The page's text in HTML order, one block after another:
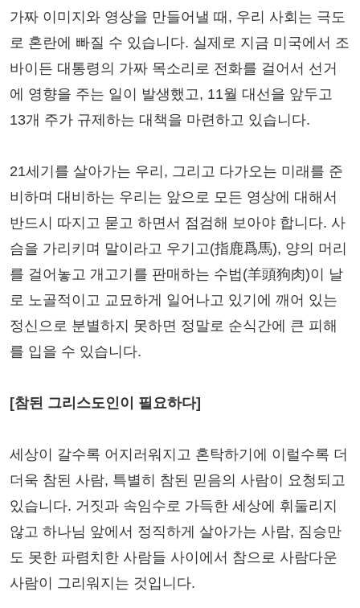
가짜 이미지와 영상을 만들어낼 때, 우리 사회는 극도
로 혼란에 빠질 수 있습니다. 실제로 지금 미국에서 조
바이든 대통령의 가짜 목소리로 전화를 걸어서 선거
에 영향을 주는 일이 발생했고, 11월 대선을 앞두고
13개 주가 규제하는 대책을 마련하고 있습니다.
21세기를 살아가는 우리, 그리고 다가오는 미래를 준
비하며 대비하는 우리는 앞으로 모든 영상에 대해서
반드시 따지고 묻고 하면서 점검해 보아야 합니다. 사
슴을 가리키며 말이라고 우기고(指鹿爲馬), 양의 머리
를 걸어놓고 개고기를 판매하는 수법(羊頭狗肉)이 날
로 노골적이고 교묘하게 일어나고 있기에 깨어 있는
정신으로 분별하지 못하면 정말로 순식간에 큰 피해
를 입을 수 있습니다.
[참된 그리스도인이 필요하다]
세상이 갈수록 어지러워지고 혼탁하기에 이럴수록 더
더욱 참된 사람, 특별히 참된 믿음의 사람이 요청되고
있습니다. 거짓과 속임수로 가득한 세상에 휘둘리지
않고 하나님 앞에서 정직하게 살아가는 사람, 짐승만
도 못한 파렴치한 사람들 사이에서 참으로 사람다운
사람이 그리워지는 것입니다.